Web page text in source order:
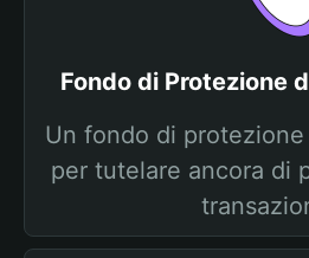
Fondo di Protezione
Un fondo di
per tutelare ancora di